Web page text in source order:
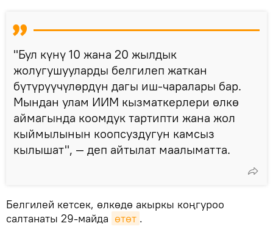
"Бул күнү 10 жана 20 жылдык
жолугушууларды белгилеп жаткан
бүтүрүүчүлөрдүн дагы иш-чаралары бар.
Мындан улам ИИМ кызматкерлери өлкө
аймагында коомдук тартипти жана жол
кыймылынын коопсуздугун камсыз
кылышат", — деп айтылат маалыматта.
Белгилей кетсек, өлкөдө акыркы коңгуроо
салтанаты 29-майда өтөт .